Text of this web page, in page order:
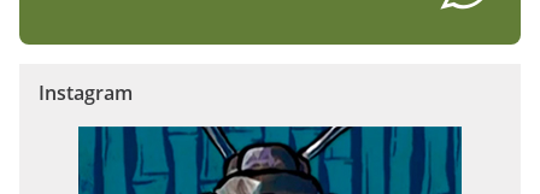
Instagram